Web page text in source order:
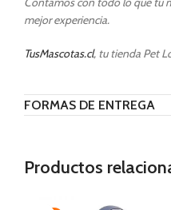
mejor experiencia.
TusMascotas.cl, tu tienda Pet
FORMAS DE ENTREGA
Productos